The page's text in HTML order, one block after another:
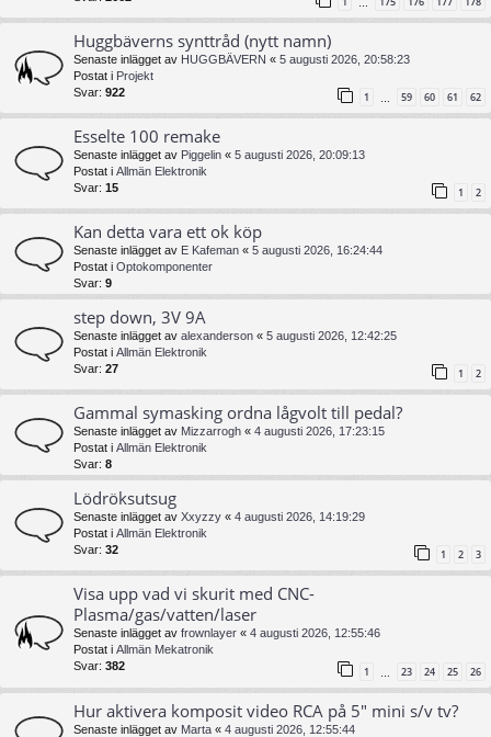
…
Huggbäverns synttråd (nytt namn)
Senaste inlägget av HUGGBÄVERN « 5 augusti 2026, 20:58:23
Postat i Projekt
Svar: 922 1 … 59 60 61 62
Esselte 100 remake
Senaste inlägget av Piggelin « 5 augusti 2026, 20:09:13
Postat i Allmän Elektronik
Svar: 15 1 2
Kan detta vara ett ok köp
Senaste inlägget av E Kafeman « 5 augusti 2026, 16:24:44
Postat i Optokomponenter
Svar: 9
step down, 3V 9A
Senaste inlägget av alexanderson « 5 augusti 2026, 12:42:25
Postat i Allmän Elektronik
Svar: 27 1 2
Gammal symasking ordna lågvolt till pedal?
Senaste inlägget av Mizzarrogh « 4 augusti 2026, 17:23:15
Postat i Allmän Elektronik
Svar: 8
Lödröksutsug
Senaste inlägget av Xxyzzy « 4 augusti 2026, 14:19:29
Postat i Allmän Elektronik
Svar: 32 1 2 3
Visa upp vad vi skurit med CNC-
Plasma/gas/vatten/laser
Senaste inlägget av frownlayer « 4 augusti 2026, 12:55:46
Postat i Allmän Mekatronik
Svar: 382 1 23 24 25 26
Hur aktivera komposit video RCA på 5" mini s/v tv?
Senaste inlägget av Marta « 4 augusti 2026, 12:55:44